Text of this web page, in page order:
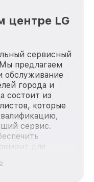
центре LG
сервисный
предлагаем
обслуживание
города и
состоит из
которые
сервис.
для
LG, вне
Мы